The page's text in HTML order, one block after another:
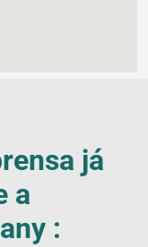
já
a
: